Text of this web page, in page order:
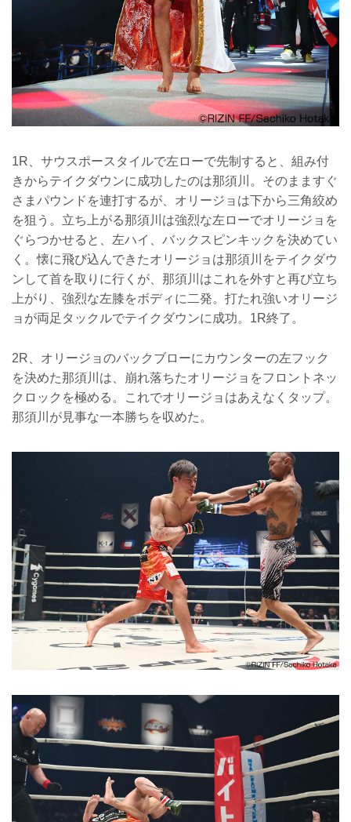
1R、サウスポースタイルで左ローで先制すると、組み付
きからテイクダウンに成功したのは那須川。そのまますぐ
さまパウンドを連打するが、オリージョは下から三角絞め
を狙う。立ち上がる那須川は強烈な左ローでオリージョを
ぐらつかせると、左ハイ、バックスピンキックを決めてい
く。懐に飛び込んできたオリージョは那須川をテイクダウ
ンして首を取りに行くが、那須川はこれを外すと再び立ち
上がり、強烈な左膝をボディに二発。打たれ強いオリージ
ョが両足タックルでテイクダウンに成功。1R終了。
2R、オリージョのバックブローにカウンターの左フック
を決めた那須川は、崩れ落ちたオリージョをフロントネッ
クロックを極める。これでオリージョはあえなくタップ。
那須川が見事な一本勝ちを収めた。